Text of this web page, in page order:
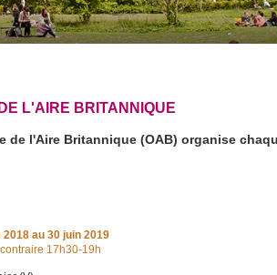
L'AIRE BRITANNIQUE
de l'Aire Britannique (OAB) organise
2018 au 30 juin 2019
17h30-19h